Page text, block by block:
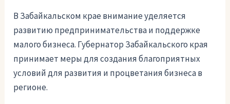
В Забайкальском крае внимание уделяется
развитию предпринимательства и поддержке
малого бизнеса. Губернатор Забайкальского края
принимает меры для создания благоприятных
условий для развития и процветания бизнеса в
регионе.